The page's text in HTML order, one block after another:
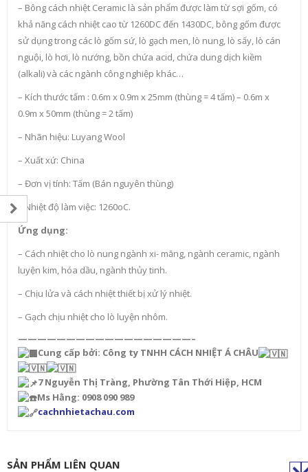
– Bông cách nhiệt Ceramic là sản phẩm được làm từ sợi gốm, có
khả năng cách nhiệt cao từ 1260DC đến 1430DC, bông gốm được
sử dụng trong các lò gốm sứ, lò gạch men, lò nung, lò sấy, lò cán
nguội, lò hơi, lò nướng, bồn chứa acid, chứa dung dịch kiềm
(alkali) và các ngành công nghiệp khác…
– Kích thước tấm : 0.6m x 0.9m x 25mm (thùng = 4 tấm) – 0.6m x
0.9m x 50mm (thùng = 2 tấm)
– Nhãn hiệu: Luyang Wool
– Xuất xứ: China
– Đơn vị tính: Tấm (Bán nguyên thùng)
– Nhiệt độ làm việc: 1260oC.
Ứng dụng:
– Cách nhiệt cho lò nung ngành xi- măng, ngành ceramic, ngành
luyện kim, hóa dầu, ngành thủy tinh.
– Chịu lửa và cách nhiệt thiết bị xử lý nhiệt.
– Gạch chịu nhiệt cho lò luyện nhôm.
——————————————————–
Cung cấp bởi: Công ty TNHH CÁCH NHIỆT Á CHÂU
7 Nguyễn Thị Tràng, Phường Tân Thới Hiệp, HCM
Ms Hằng: 0908 090 989
cachnhietachau.com
SẢN PHẨM LIÊN QUAN